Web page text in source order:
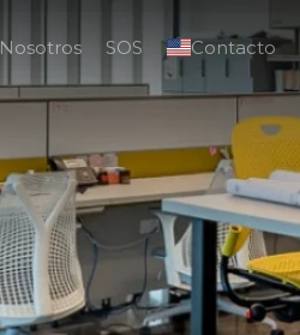
Nosotros SOS Contacto